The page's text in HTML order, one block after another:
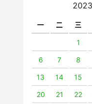
一 二 三
1
6 7 8
13 14 15
20 21 22